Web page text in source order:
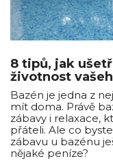
8 tipů, jak
životnost
Bazén je jedna z
mít doma. Právě
zábavy i relaxace,
přáteli. Ale co
zábavu u bazénu
nějaké peníze?